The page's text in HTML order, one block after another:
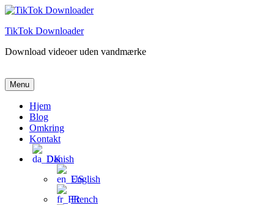
Spring
indhold
TikTok Downloader
Download videoer uden vandmærke
TikTok Downloader
Download videoer uden vandmærke
Menu
Hjem
Blog
Omkring
Kontakt
Danish
English
French